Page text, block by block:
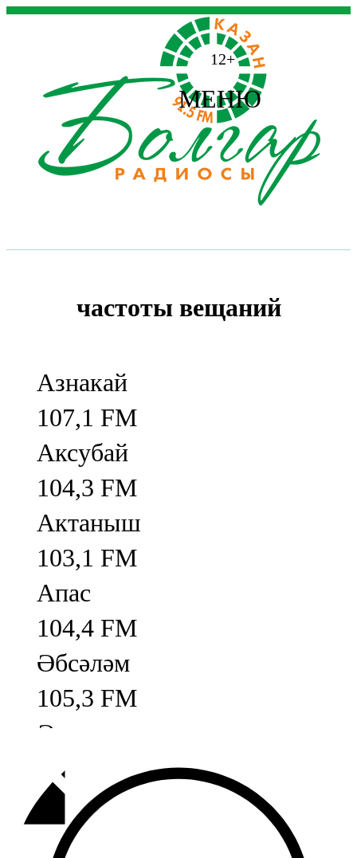
12+
МЕНЮ
частоты вещаний
Азнакай
107,1 FM
Аксубай
104,3 FM
Актаныш
103,1 FM
Апас
104,4 FM
Әбсәләм
105,3 FM
Әлмәт
92,9 FM
Базарлы матак
107,1 FM